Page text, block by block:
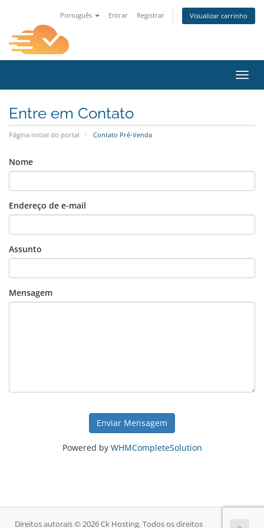
Português Entrar Registrar Visualizar carrinho
Entre em Contato
Página inicial do portal Contato Pré-Venda
Nome
Endereço de e-mail
Assunto
Mensagem
Enviar Mensagem
Powered by WHMCompleteSolution
Direitos autorais © 2026 Ck Hosting. Todos os direitos